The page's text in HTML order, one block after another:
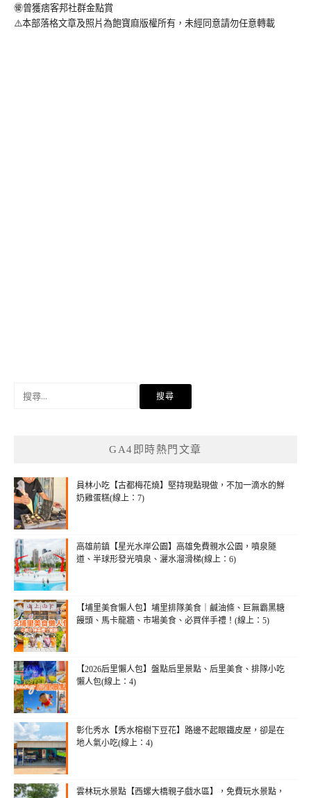
㊝曾獲痞客邦社群金點賞
⚠️本部落格文章及照片為飽寶麻版權所有，未經同意請勿任意轉載
GA4即時熱門文章
員林小吃【古都梅花燒】堅持現點現做，不加一滴水的鮮
奶雞蛋糕(線上：7)
高雄前鎮【星光水岸公園】高雄免費親水公園，噴泉隧
道、半球形發光噴泉、灑水溜滑梯(線上：6)
【埔里美食懶人包】埔里排隊美食｜鹹油條、巨無霸黑糖
饅頭、馬卡龍牆、市場美食、必買伴手禮！(線上：5)
【2026后里懶人包】盤點后里景點、后里美食、排隊小吃
懶人包(線上：4)
彰化秀水【秀水榕樹下豆花】路邊不起眼鐵皮屋，卻是在
地人氣小吃(線上：4)
雲林玩水景點【西螺大橋親子戲水區】，免費玩水景點，